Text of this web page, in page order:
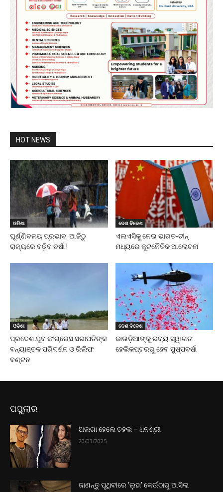
HOT NEWS
ଓଡିଶା
ଘୂର୍ଣ୍ଣିବଳୟ ପ୍ରଭାବ: ଆଜିଠୁ
ରାଜ୍ୟରେ ବଢ଼ିବ ବର୍ଷା !
ଦେଶ ବିଦେଶ
ଏଲଏସିକୁ ନେଇ ଭାରତ-ଚୀନ୍
ମଧ୍ୟରେ କୂଟନୈତିକ ଆଲୋଚନା
ଓଡିଶା
ପ୍ରଦେଶ ଯୁବ କଂଗ୍ରେସ ସଭାପତିଙ୍କ
ବନ୍ୟାଞ୍ଚଳ ପରିଦର୍ଶନ ଓ ରିଲିଫ
ବଣ୍ଟନ
ଦେଶ ବିଦେଶ
କାଉଡ଼ିଆଙ୍କୁ ଭବ୍ୟ ସ୍ୱାଗତ:
ହେଲିକପ୍ଟରରୁ ହେବ ପୁଷ୍ପବର୍ଷା
ପପୁଲାର
ଅଲଗା ହେଲେ ଚହଲ – ଧନଶ୍ରୀ
20/03/2025
ଜାଣନ୍ତୁ ପୃଥିବୀରେ ‘ଲୁହା’ କେଉଁଠାରୁ ଆସିଲା